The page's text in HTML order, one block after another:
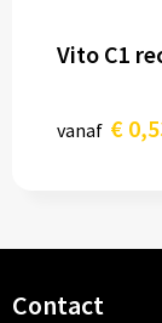
Vito C1
vanaf €
Contact